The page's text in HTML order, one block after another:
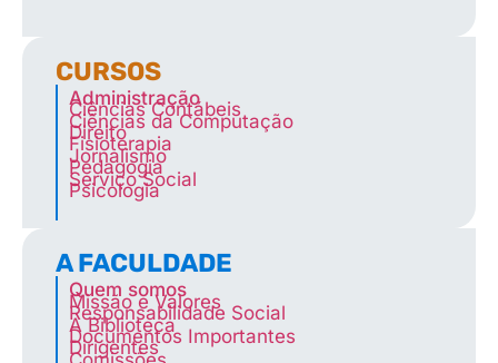
CURSOS
Administração
Ciências Contábeis
Ciências da Computação
Direito
Fisioterapia
Jornalismo
Pedagogia
Serviço Social
Psicologia
A FACULDADE
Quem somos
Missão e Valores
Responsabilidade Social
A Biblioteca
Documentos Importantes
Dirigentes